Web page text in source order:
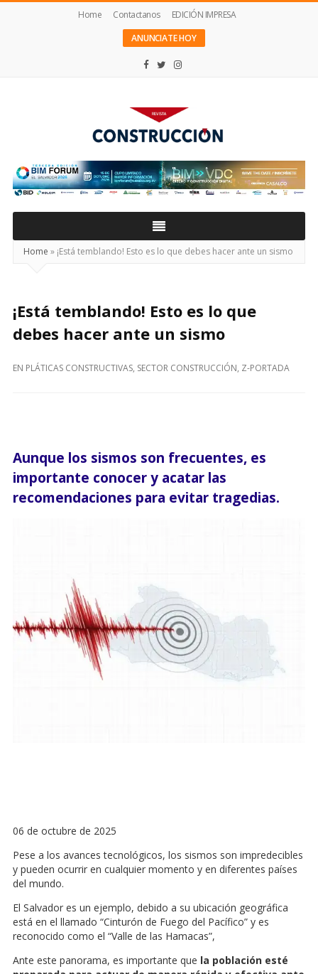
Home Contactanos
EDICIÓN IMPRESA
ANUNCIATE HOY
Construcción
Home » ¡Está temblando! Esto es lo que debes hacer ante un sismo
¡Está temblando! Esto es lo que
debes hacer ante un sismo
EN PLÁTICAS CONSTRUCTIVAS, SECTOR CONSTRUCCIÓN, Z-PORTADA
Aunque los sismos son frecuentes, es
importante conocer y acatar las
recomendaciones para evitar tragedias.
06 de octubre de 2025
Pese a los avances tecnológicos, los sismos son impredecibles
y pueden ocurrir en cualquier momento y en diferentes países
del mundo.
El Salvador es un ejemplo, debido a su ubicación geográfica
está en el llamado “Cinturón de Fuego del Pacífico” y es
reconocido como el “Valle de las Hamacas”,
Ante este panorama, es importante que la población esté